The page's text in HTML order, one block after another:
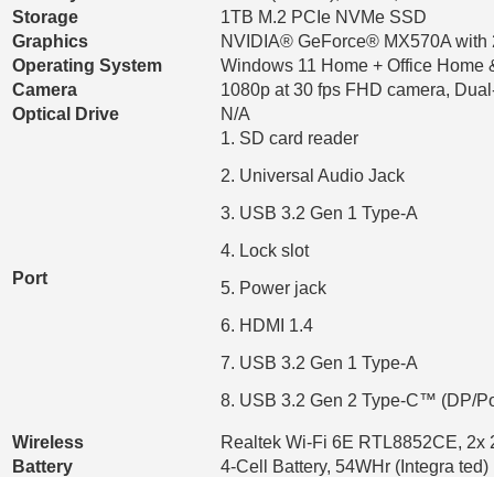
Storage
1TB M.2 PCIe NVMe SSD
Graphics
NVIDIA® GeForce® MX570A with
Operating System
Windows 11 Home + Office Home
Camera
1080p at 30 fps FHD camera,
Optical Drive
N/A
Port
1. SD card reader
2. Universal Audio Jack
3. USB 3.2 Gen 1 Type-A
4. Lock slot
5. Power jack
6. HDMI 1.4
7. USB 3.2 Gen 1 Type-A
8. USB 3.2 Gen 2 Type-C™ (DP/
Wireless
Realtek Wi-Fi 6E RTL8852CE, 2x
Battery
4-Cell Battery, 54WHr (Integra ted)